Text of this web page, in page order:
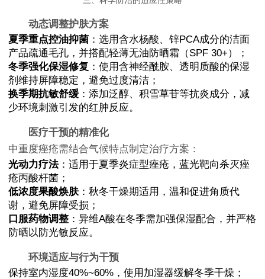
动态调整护肤方案
夏季重点控油抑菌 ：选用含水杨酸、锌PCA成分的洁面
产品疏通毛孔，并搭配轻薄无油防晒霜（SPF 30+）；
冬季强化保湿修复 ：使用含神经酰胺、透明质酸的保湿
剂维持屏障稳定，避免过度清洁；
换季期抗敏舒缓 ：添加泛醇、积雪草苷等抗炎成分，减
少环境刺激引发的红肿反应。
医疗干预的精准化
中重度痤疮需结合气候特点制定治疗方案：
光动力疗法：适用于夏季炎症型痤疮，蓝光靶向杀灭痤
疮丙酸杆菌；
低浓度果酸焕肤：秋冬干燥期适用，温和促进角质代
谢，避免屏障受损；
口服药物调整 ：异维A酸在冬季需加强保湿配合，并严格
防晒以防光敏反应。
环境适应与行为干预
保持室内湿度40%~60%，使用加湿器缓解冬季干燥；